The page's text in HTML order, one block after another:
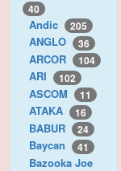
40
Andic 205
ANGLO 36
ARCOR 104
ARI 102
ASCOM 11
ATAKA 16
BABUR 24
Baycan 41
Bazooka Joe